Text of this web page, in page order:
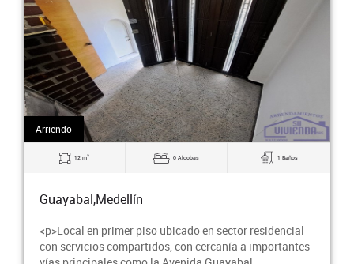
Arriendo
12 m2 0 Alcobas 1 Baños
Guayabal,Medellín
<p>Local en primer piso ubicado en sector residencial
con servicios compartidos, con cercanía a importantes